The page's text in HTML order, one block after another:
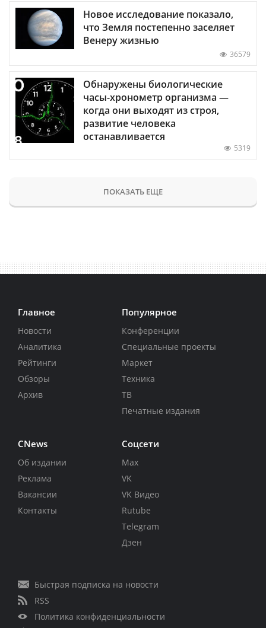
Новое исследование показало,
что Земля постепенно заселяет
Венеру жизнью
36579
Обнаружены биологические
часы-хронометр организма —
когда они выходят из строя,
развитие человека
останавливается
5319
ПОКАЗАТЬ ЕЩЕ
Главное
Новости
Аналитика
Рейтинги
Обзоры
Архив
Популярное
Конференции
Специальные проекты
Маркет
Техника
ТВ
Печатные издания
CNews
Об издании
Реклама
Вакансии
Контакты
Соцсети
Max
VK
VK Видео
Rutube
Telegram
Дзен
Быстрая подписка на новости
RSS
Политика конфиденциальности